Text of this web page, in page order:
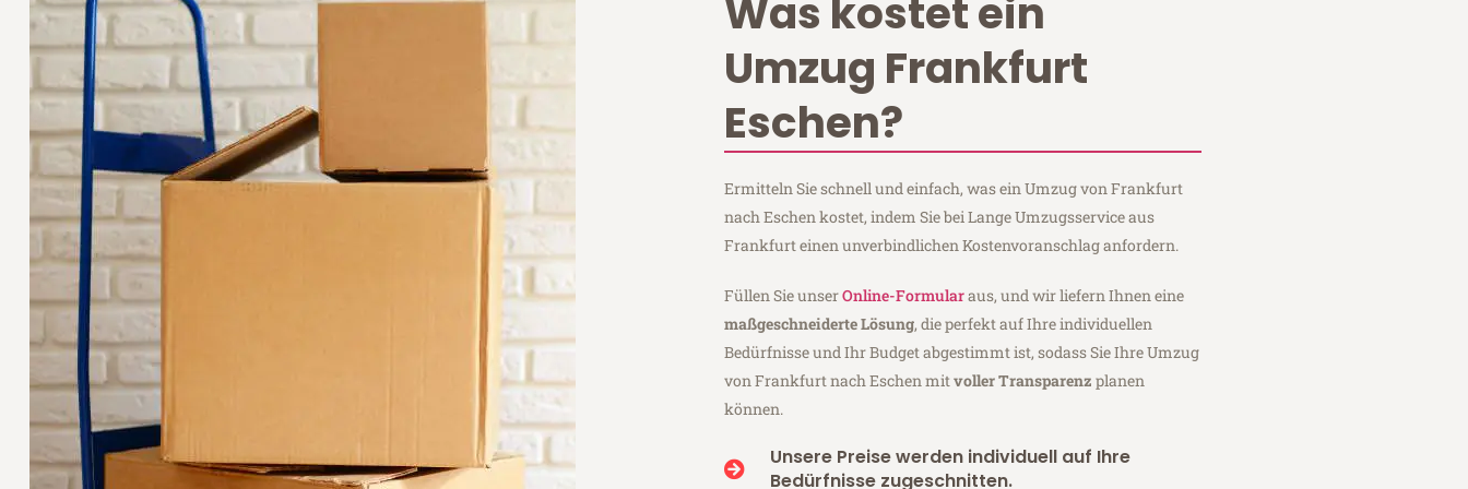
Was kostet ein
Umzug Frankfurt
Eschen?
Ermitteln Sie schnell und einfach, was ein Umzug von Frankfurt
nach Eschen kostet, indem Sie bei Lange Umzugsservice aus
Frankfurt einen unverbindlichen Kostenvoranschlag anfordern.
Füllen Sie unserOnline-Formularaus, und wir liefern Ihnen eine
maßgeschneiderte Lösung, die perfekt auf Ihre individuellen
Bedürfnisse und Ihr Budget abgestimmt ist, sodass Sie Ihre Umzug
von Frankfurt nach Eschen mitvoller Transparenz planen
können.
Unsere Preise werden individuell auf Ihre
Bedürfnisse zugeschnitten.